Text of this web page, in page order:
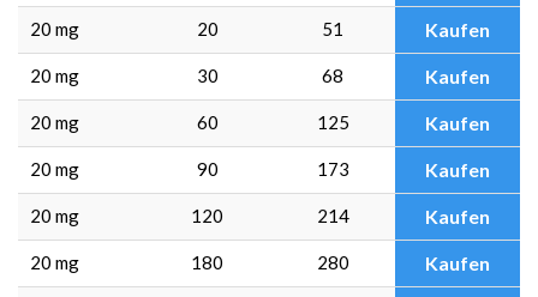
20 mg 20 51 Kaufen
20 mg 30 68 Kaufen
20 mg 60 125 Kaufen
20 mg 90 173 Kaufen
20 mg 120 214 Kaufen
20 mg 180 280 Kaufen